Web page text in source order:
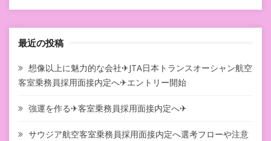
最近の投稿
想像以上に魅力的な会社✈JTA日本トランスオーシャン航空
客室乗務員採用面接内定へ✈エントリー開始
強運を作る✈客室乗務員採用面接内定へ✈
サウジア航空客室乗務員採用面接内定へ選考フローや注意